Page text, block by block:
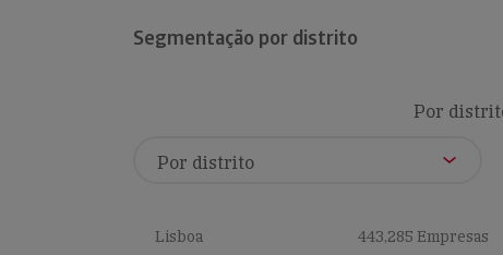
Segmentação por distrito
Por
Lisboa 443,285 Empresas